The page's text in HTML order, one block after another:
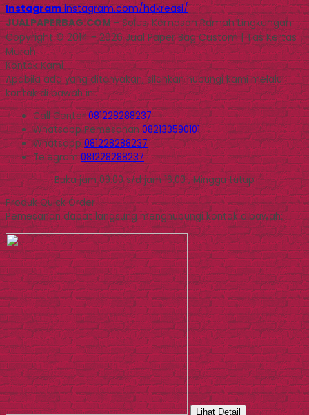
Instagram instagram.com/hdkreasi/
JUALPAPERBAG.COM- Solusi Kemasan Ramah Lingkungan
Copyright © 2014 - 2026 Jual Paper Bag Custom | Tas Kertas
Murah
Kontak Kami
Apabila ada yang ditanyakan, silahkan hubungi kami melalui
kontak di bawah ini.
Call Center081228288237
WhatsappPemesanan 082133590101
Whatsapp081228288237
Telegram081228288237
Buka jam 09.00 s/d jam 16.00 , Minggu tutup
Produk Quick Order
Pemesanan dapat langsung menghubungi kontak dibawah:
Lihat Detail